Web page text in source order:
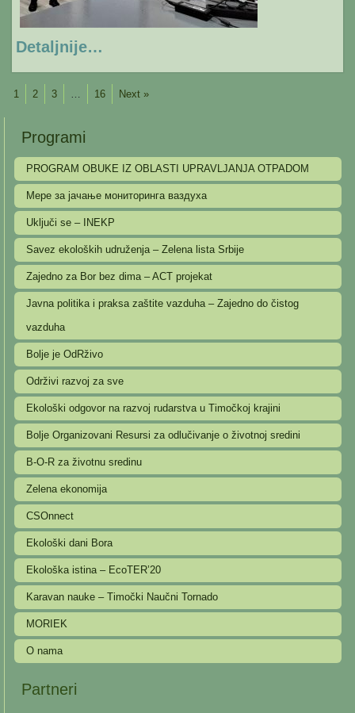
Detaljnije…
1 2 3 … 16 Next »
Programi
PROGRAM OBUKE IZ OBLASTI UPRAVLJANJA OTPADOM
Мере за јачање мониторинга ваздуха
Uključi se – INEKP
Savez ekoloških udruženja – Zelena lista Srbije
Zajedno za Bor bez dima – ACT projekat
Javna politika i praksa zaštite vazduha – Zajedno do čistog
vazduha
Bolje je OdRživo
Održivi razvoj za sve
Ekološki odgovor na razvoj rudarstva u Timočkoj krajini
Bolje Organizovani Resursi za odlučivanje o životnoj sredini
B-O-R za životnu sredinu
Zelena ekonomija
CSOnnect
Ekološki dani Bora
Ekološka istina – EcoTER’20
Karavan nauke – Timočki Naučni Tornado
MORIEK
O nama
Partneri